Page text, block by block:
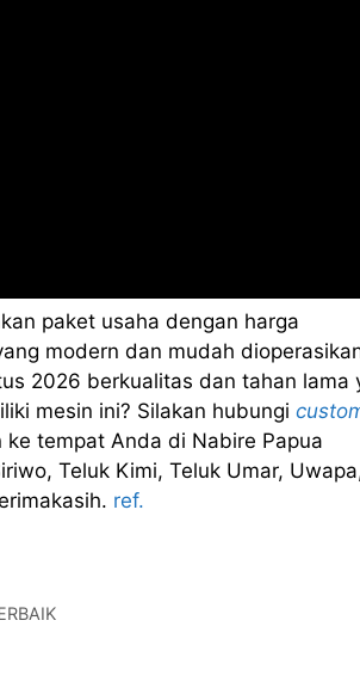
paket usaha dengan harga
modern dan mudah
2026 berkualitas dan tahan lama
mesin ini? Silakan hubungi
tempat Anda di Nabire Papua
Teluk Kimi, Teluk Umar,
ref.